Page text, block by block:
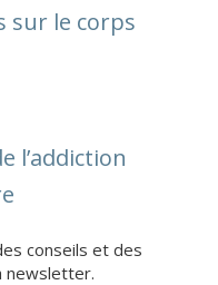
sur le corps
l’addiction
conseils et des
newsletter.